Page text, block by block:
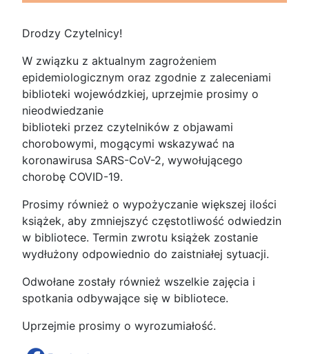
Drodzy Czytelnicy!
W związku z aktualnym zagrożeniem
epidemiologicznym oraz zgodnie z zaleceniami
biblioteki wojewódzkiej, uprzejmie prosimy o
nieodwiedzanie
biblioteki przez czytelników z objawami
chorobowymi, mogącymi wskazywać na
koronawirusa SARS-CoV-2, wywołującego
chorobę COVID-19.
Prosimy również o wypożyczanie większej ilości
książek, aby zmniejszyć częstotliwość odwiedzin
w bibliotece. Termin zwrotu książek zostanie
wydłużony odpowiednio do zaistniałej sytuacji.
Odwołane zostały również wszelkie zajęcia i
spotkania odbywające się w bibliotece.
Uprzejmie prosimy o wyrozumiałość.